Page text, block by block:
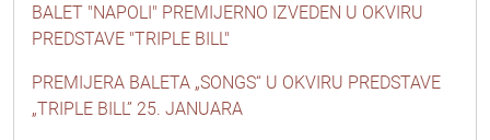
BALET "NAPOLI" PREMIJERNO IZVEDEN U OKVIRU
PREDSTAVE "TRIPLE BILL"
PREMIJERA BALETA „SONGS“ U OKVIRU PREDSTAVE
„TRIPLE BILL” 25. JANUARA